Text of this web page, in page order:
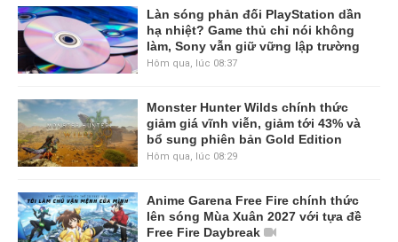
Làn sóng phản đối PlayStation dần
hạ nhiệt? Game thủ chỉ nói không
làm, Sony vẫn giữ vững lập trường
Hôm qua, lúc 08:37
Monster Hunter Wilds chính thức
giảm giá vĩnh viễn, giảm tới 43% và
bổ sung phiên bản Gold Edition
Hôm qua, lúc 08:29
Anime Garena Free Fire chính thức
lên sóng Mùa Xuân 2027 với tựa đề
Free Fire Daybreak